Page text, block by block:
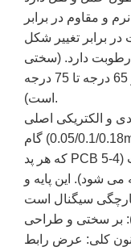
و مقاوم در برابر
مقاومت در برابر تغییر شکل
رطوبت دارد. (سختی
لایه کربن رسانای هسته برای هر دو 65 درجه تا 75 درجه
است).
گام (0.05/0.1/0.18mm): قانون طلایی! اطمینان حاصل کنید
که هر پد PCB با حداقل 3 لایه رسانا پوشانده شده است (4-5
توصیه می شود). این پایه و
~ 1.0 میلی متر): بر سختی و طراحی
کلی: عرض رابط